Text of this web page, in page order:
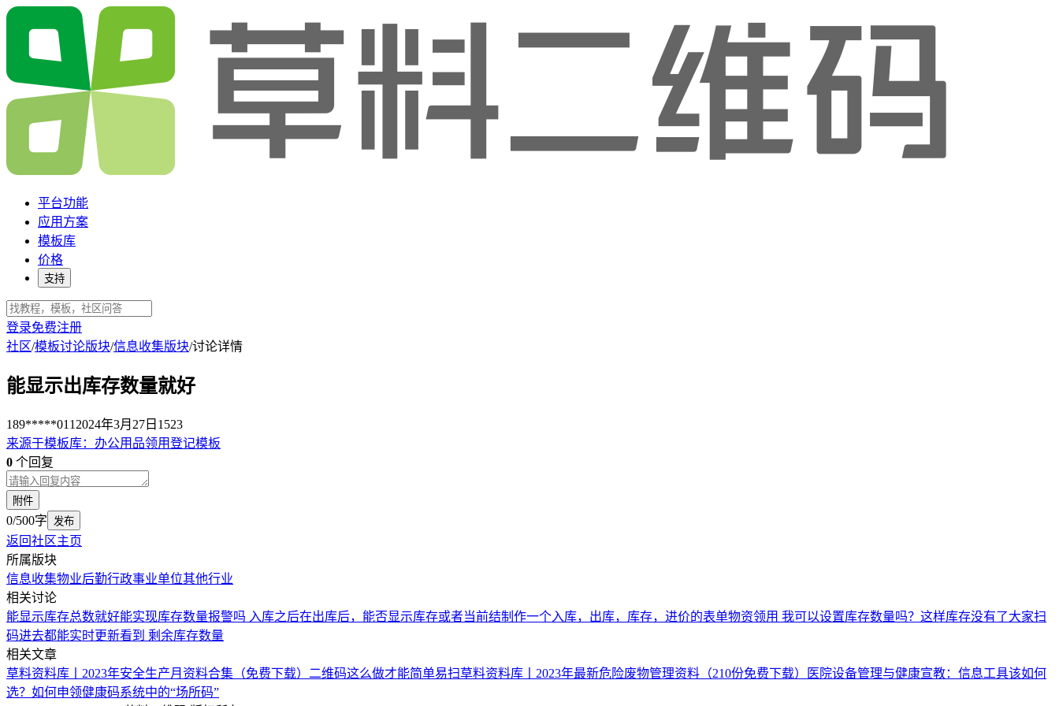
平台功能
应用方案
模板库
价格
支持
登录免费注册
社区/模板讨论版块/信息收集版块/讨论详情
能显示出库存数量就好
189*****011 2024年3月27日 1523
来源于模板库： 办公用品领用登记模板
0 个回复
附件
0/500字 发布
返回社区主页
所属版块
信息收集物业后勤行政事业单位其他行业
相关讨论
能显示库存总数就好能实现库存数量报警吗 入库之后在出库后，能否显示库存或者当前结制作一个入库，出库，库存，进价的表单物资领用 我可以设置库存数量吗？这样库存没有了大家扫
码进去都能实时更新看到 剩余库存数量
相关文章
草料资料库丨2023年安全生产月资料合集（免费下载） 二维码这么做才能简单易扫草料资料库丨2023年最新危险废物管理资料（210份免费下载）
医院设备管理与健康宣教：信息工具该如何
选？ 如何申领健康码系统中的“场所码”